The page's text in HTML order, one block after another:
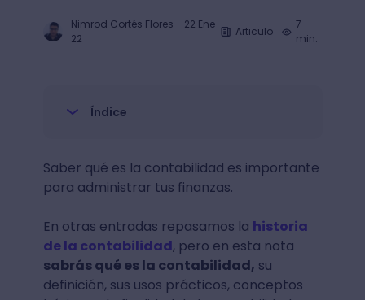
Nimrod Cortés Flores - 22 Ene
22
Articulo
7
min.
Índice
Saber qué es la contabilidad es importante
para administrar tus finanzas.
En otras entradas repasamos la historia
de la contabilidad, pero en esta nota
sabrás qué es la contabilidad, su
definición, sus usos prácticos, conceptos